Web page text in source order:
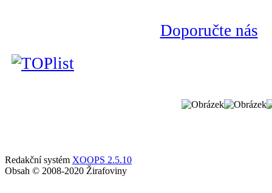
Doporučte nás
Redakční systém XOOPS 2.5.10
Obsah © 2008-2020 Žirafoviny